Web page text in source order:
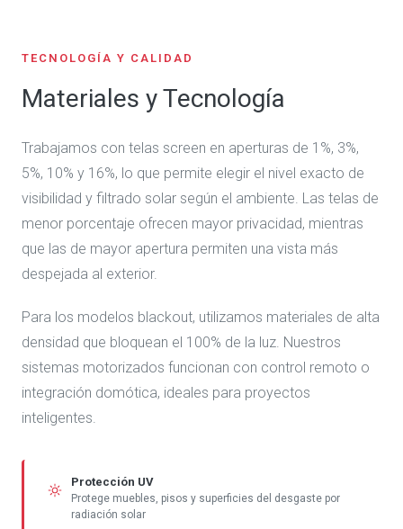
TECNOLOGÍA Y CALIDAD
Materiales y Tecnología
Trabajamos con telas screen en aperturas de 1%, 3%,
5%, 10% y 16%, lo que permite elegir el nivel exacto de
visibilidad y filtrado solar según el ambiente. Las telas de
menor porcentaje ofrecen mayor privacidad, mientras
que las de mayor apertura permiten una vista más
despejada al exterior.
Para los modelos blackout, utilizamos materiales de alta
densidad que bloquean el 100% de la luz. Nuestros
sistemas motorizados funcionan con control remoto o
integración domótica, ideales para proyectos
inteligentes.
Protección UV
Protege muebles, pisos y superficies del desgaste por
radiación solar